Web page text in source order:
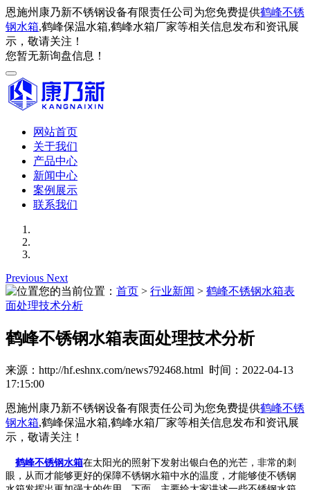
恩施州康乃新不锈钢设备有限责任公司为您免费提供鹤峰不锈
钢水箱,鹤峰保温水箱,鹤峰水箱厂家等相关信息发布和资讯展
示，敬请关注！
您暂无新询盘信息！
网站首页
关于我们
产品中心
新闻中心
案例展示
联系我们
Previous Next
您的当前位置： 首页 > 行业新闻 > 鹤峰不锈钢水箱表
面处理技术分析
鹤峰不锈钢水箱表面处理技术分析
来源：http://hf.eshnx.com/news792468.html 时间：2022-04-13
17:15:00
恩施州康乃新不锈钢设备有限责任公司为您免费提供鹤峰不锈
钢水箱,鹤峰保温水箱,鹤峰水箱厂家等相关信息发布和资讯展
示，敬请关注！
鹤峰不锈钢水箱在太阳光的照射下发射出银白色的光芒，非常的刺
眼，从而才能够更好的保障不锈钢水箱中水的温度，才能够使不锈钢